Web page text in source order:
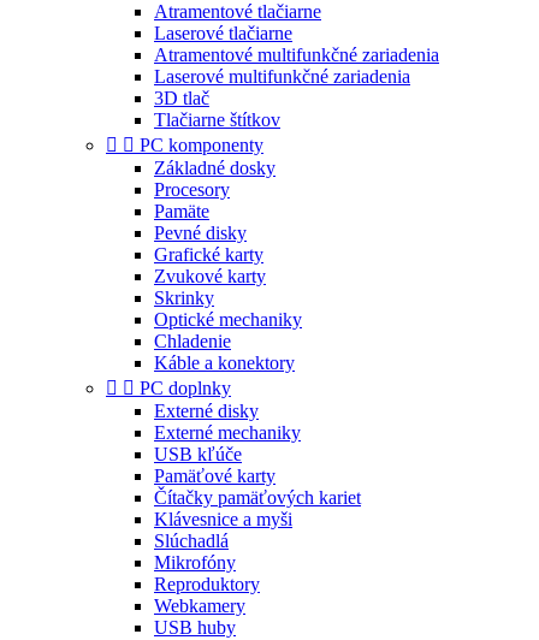
Atramentové tlačiarne
Laserové tlačiarne
Atramentové multifunkčné zariadenia
Laserové multifunkčné zariadenia
3D tlač
Tlačiarne štítkov
  PC komponenty
Základné dosky
Procesory
Pamäte
Pevné disky
Grafické karty
Zvukové karty
Skrinky
Optické mechaniky
Chladenie
Káble a konektory
  PC doplnky
Externé disky
Externé mechaniky
USB kľúče
Pamäťové karty
Čítačky pamäťových kariet
Klávesnice a myši
Slúchadlá
Mikrofóny
Reproduktory
Webkamery
USB huby